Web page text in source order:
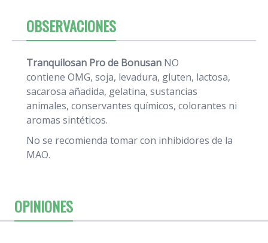
OBSERVACIONES
Tranquilosan Pro de Bonusan NO
contiene OMG, soja, levadura, gluten, lactosa,
sacarosa añadida, gelatina, sustancias
animales, conservantes químicos, colorantes ni
aromas sintéticos.
No se recomienda tomar con inhibidores de la
MAO.
OPINIONES